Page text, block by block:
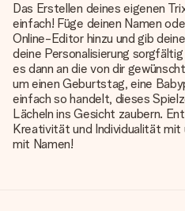
Das Erstellen deines eigenen
einfach! Füge deinen Namen
Online-Editor hinzu und gib
deine Personalisierung
es dann an die von dir
um einen Geburtstag, eine
einfach so handelt, dieses
Lächeln ins Gesicht zaubern.
Kreativität und Individualität
mit Namen!